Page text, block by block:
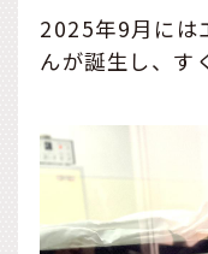
2025年9月には
んが誕生し、す